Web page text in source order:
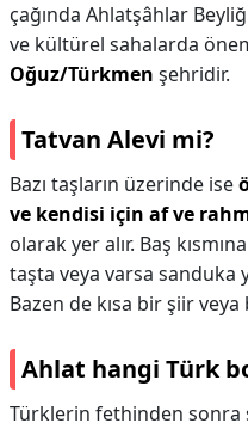
çağında Ahlatşâhlar
ve kültürel sahalarda
Oğuz/Türkmen şehridir.
Tatvan Alevi mi?
Bazı taşların üzerinde ise
ve kendisi için af ve
olarak yer alır. Baş
taşta veya varsa sanduka
Bazen de kısa bir şiir veya
Ahlat hangi Türk
Türklerin fethinden sonra